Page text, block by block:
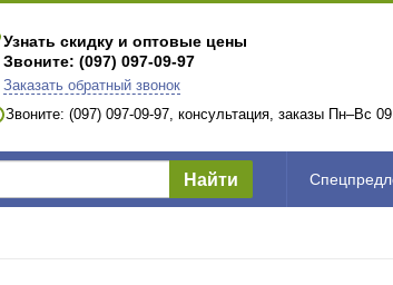
Узнать скидку и оптовые цены
Звоните: (097) 097-09-97
Заказать обратный звонок
Звоните: (097) 097-09-97, консультация, заказы Пн–Вс
Найти